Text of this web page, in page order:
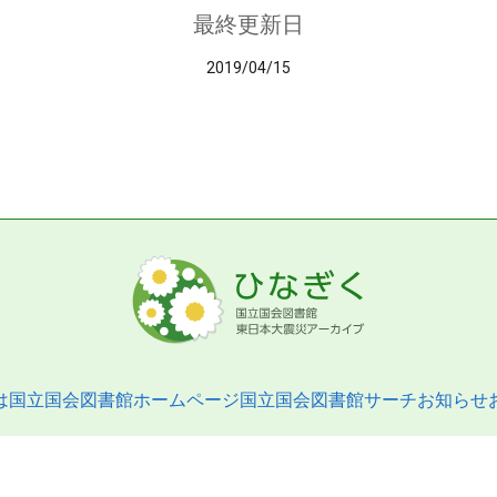
最終更新日
2019/04/15
国立国会図書館ホームページ国立国会図書館サーチお知らせ